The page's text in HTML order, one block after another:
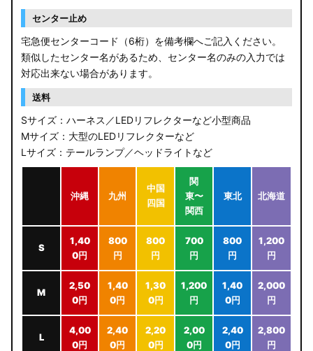
センター止め
宅急便センターコード（6桁）を備考欄へご記入ください。
類似したセンター名があるため、センター名のみの入力では
対応出来ない場合があります。
送料
Sサイズ：ハーネス／LEDリフレクターなど小型商品
Mサイズ：大型のLEDリフレクターなど
Lサイズ：テールランプ／ヘッドライトなど
沖縄 九州
中国
四国
関
東〜
関西
東北 北海道
S
1,40
0円
800
円
800
円
700
円
800
円
1,200
円
M
2,50
0円
1,40
0円
1,30
0円
1,200
円
1,40
0円
2,000
円
L
4,00
0円
2,40
0円
2,20
0円
2,00
0円
2,40
0円
2,800
円